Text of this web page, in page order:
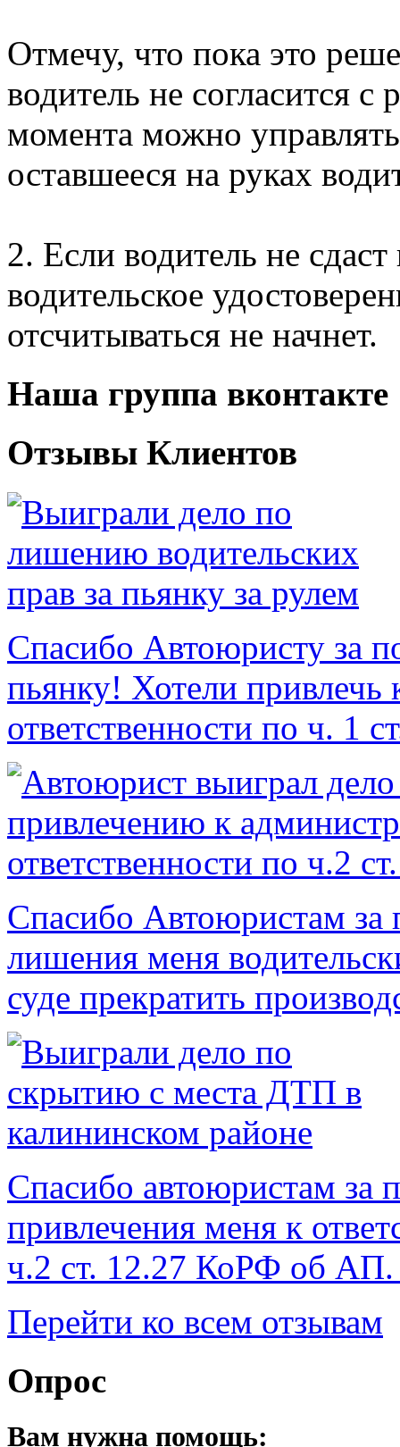
Отмечу, что пока это
водитель не согласится с
момента можно
оставшееся на руках
2. Если водитель не
водительское
отсчитываться не начнет.
Наша группа вконтакте
Отзывы Клиентов
Спасибо Автоюристу за
пьянку! Хотели привлечь
ответственности по ч. 1
Спасибо Автоюристам за
лишения меня
суде прекратить
Спасибо автоюристам
привлечения меня к
ч.2 ст. 12.27 КоРФ об
Перейти ко всем отзывам
Опрос
Вам нужна помощь: